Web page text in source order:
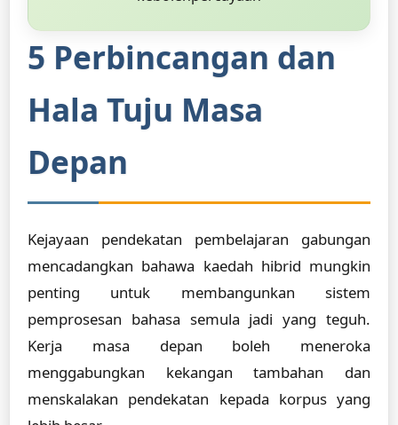
5 Perbincangan dan
Hala Tuju Masa
Depan
Kejayaan pendekatan pembelajaran gabungan
mencadangkan bahawa kaedah hibrid mungkin
penting untuk membangunkan sistem
pemprosesan bahasa semula jadi yang teguh.
Kerja masa depan boleh meneroka
menggabungkan kekangan tambahan dan
menskalakan pendekatan kepada korpus yang